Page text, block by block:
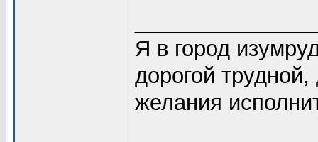
Я в город
дорогой
желания